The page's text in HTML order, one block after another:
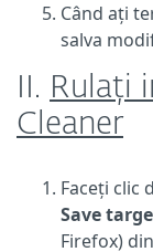
Când ați
salva
II. Rulați
Cleaner
Faceți clic
Save
Firefox)